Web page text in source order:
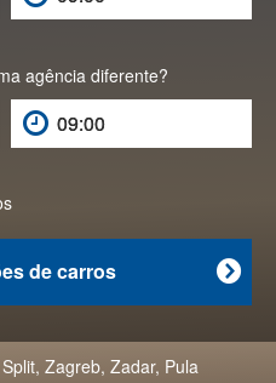
agência diferente?

de carros
Split, Zagreb, Zadar, Pula